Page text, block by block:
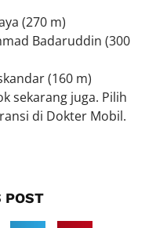
(270 m)
Badaruddin (300
(160 m)
sekarang juga. Pilih
di Dokter Mobil.
POST​